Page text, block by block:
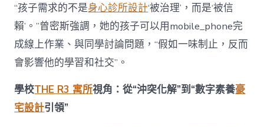
“孩子需求的不是身心診所設計‘被治理’，而是‘被信
賴’。”曾密斯強調，她的孩子可以用mobile_phone完
成線上作業、與同學討論問題，“假如一味制止，反而
會影響他的學習和社交”。
學校THE R3 寓所視角：從“沖突化解”到“數字素養豪
宅設計引領”